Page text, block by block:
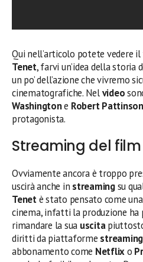
Qui nell’articolo potete vedere il
Tenet, farvi un’idea della storia
un po’ dell’azione che vivremo
cinematografiche. Nelvideo
Washingtone Robert Pattinson
protagonista.
Streaming del film
Ovviamente ancora è troppo
uscirà anche in streamingsu
Tenetè stato pensato come
cinema, infatti la produzione
rimandare la sua uscita
diritti da piattaforme streaming
abbonamento come Netflixo